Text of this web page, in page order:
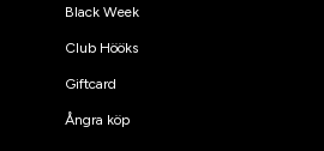
Black Week
Club Hööks
Giftcard
Ångra köp